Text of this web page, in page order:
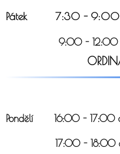
Pátek 7:30 - 9:00
9:00 - 12:00
Pondělí 16:00 - 17:00
17:00 - 18:00